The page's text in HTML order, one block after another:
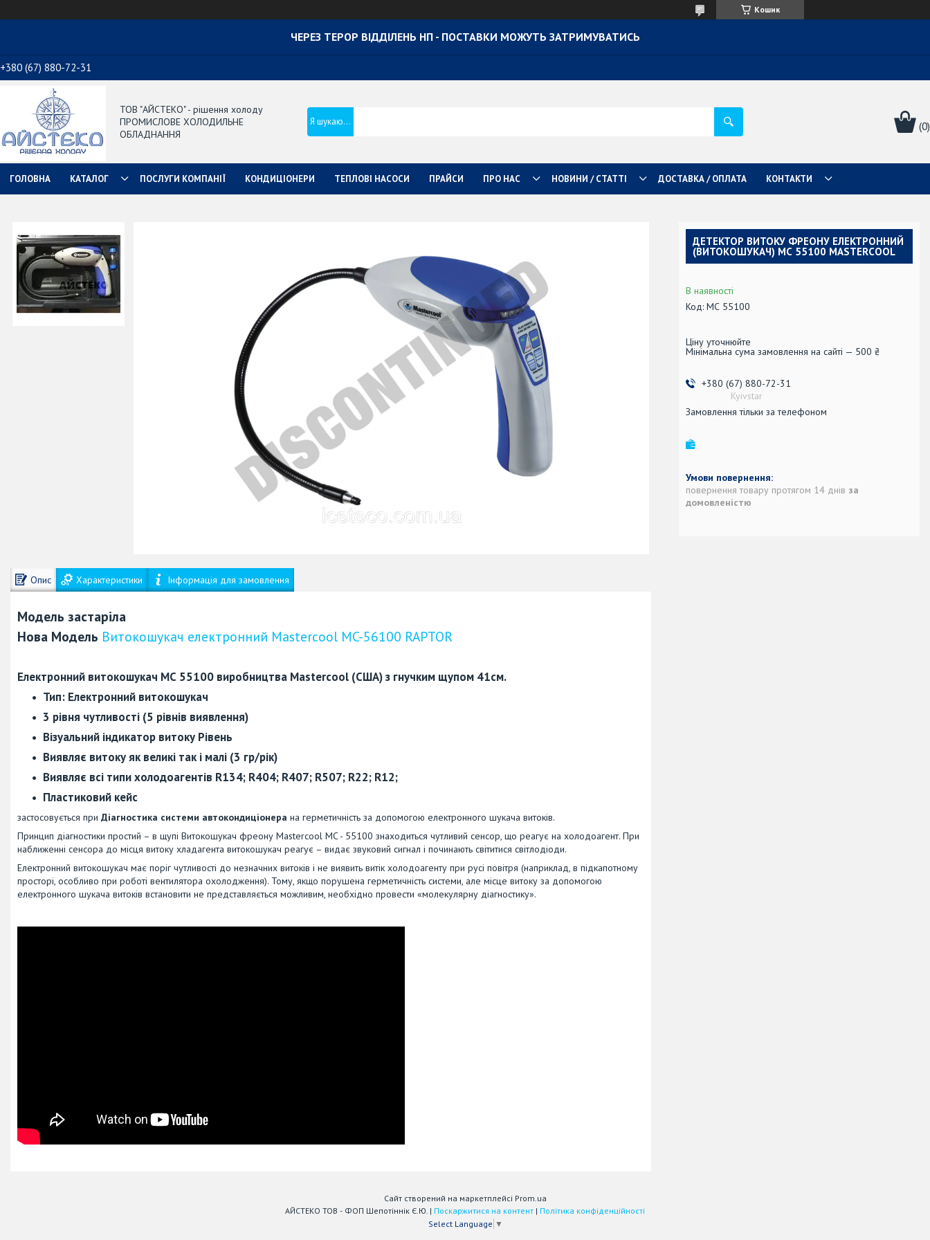
Кошик
ЧЕРЕЗ ТЕРОР ВІДДІЛЕНЬ НП - ПОСТАВКИ МОЖУТЬ ЗАТРИМУВАТИСЬ
+380 (67) 880-72-31
ТОВ "АЙСТЕКО" - рішення холоду
ПРОМИСЛОВЕ ХОЛОДИЛЬНЕ
ОБЛАДНАННЯ
ГОЛОВНА КАТАЛОГ ПОСЛУГИ КОМПАНІЇ КОНДИЦІОНЕРИ ТЕПЛОВІ НАСОСИ ПРАЙСИ ПРО НАС НОВИНИ / СТАТТІ ДОСТАВКА / ОПЛАТА КОНТАКТИ
Опис Характеристики Інформація для замовлення
Модель застаріла
Нова Модель Витокошукач електронний Mastercool MC-56100 RAPTOR
Електронний витокошукач МС 55100 виробництва Mastercool (США)з гнучким щупом 41см.
Тип: Електронний витокошукач
3 рівня чутливості (5 рівнів виявлення)
Візуальний індикатор витоку Рівень
Виявляє витоку як великі так і малі (3 гр/рік)
Виявляє всі типи холодоагентів R134; R404; R407; R507; R22; R12;
Пластиковий кейс
застосовується при Діагностика системи автокондиціонера на герметичність за допомогою електронного шукача витоків.
Принцип діагностики простий – в щупі Витокошукач фреону Mastercool MC - 55100 знаходиться чутливий сенсор, що реагує на холодоагент. При
наближенні сенсора до місця витоку хладагента витокошукач реагує – видає звуковий сигнал і починають світитися світлодіоди.
Електронний витокошукач має поріг чутливості до незначних витоків і не виявить витік холодоагенту при русі повітря (наприклад, в підкапотному
просторі, особливо при роботі вентилятора охолодження). Тому, якщо порушена герметичність системи, але місце витоку за допомогою
електронного шукача витоків встановити не представляється можливим, необхідно провести «молекулярну діагностику».
ДЕТЕКТОР ВИТОКУ ФРЕОНУ ЕЛЕКТРОННИЙ
(ВИТОКОШУКАЧ) МС 55100 MASTERCOOL
В наявності
Код: МС 55100
Ціну уточнюйте
Мінімальна сума замовлення на сайті — 500 ₴
+380 (67) 880-72-31
Kyivstar
Замовлення тільки за телефоном
повернення товару протягом 14 днів за
домовленістю
Сайт створений на маркетплейсі Prom.ua
АЙСТЕКО ТОВ - ФОП Шепотіннік Є.Ю. | Поскаржитися на контент | Політика конфіденційності
Select Language ▼